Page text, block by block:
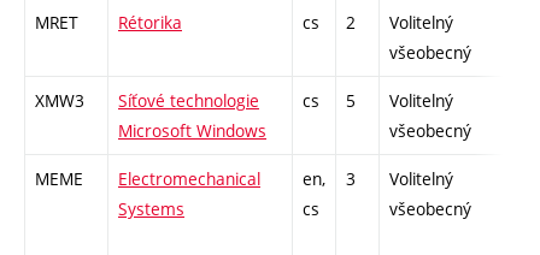
MRET Rétorika cs 2
Volitelný
všeobecný
XMW3
Síťové technologie
Microsoft Windows
cs 5
Volitelný
všeobecný
MEME
Electromechanical
Systems
en,
cs
3
Volitelný
všeobecný